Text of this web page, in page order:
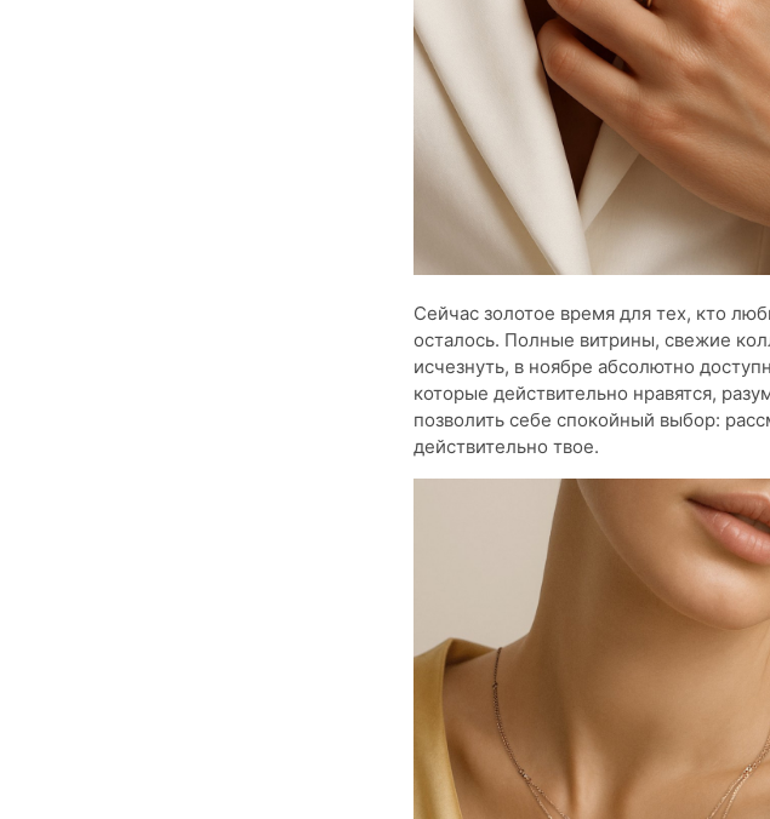
Сейчас золотое время для тех, кто
осталось. Полные витрины, свежие
исчезнуть, в ноябре абсолютно
которые действительно нравятся,
позволить себе спокойный выбор:
действительно твое.